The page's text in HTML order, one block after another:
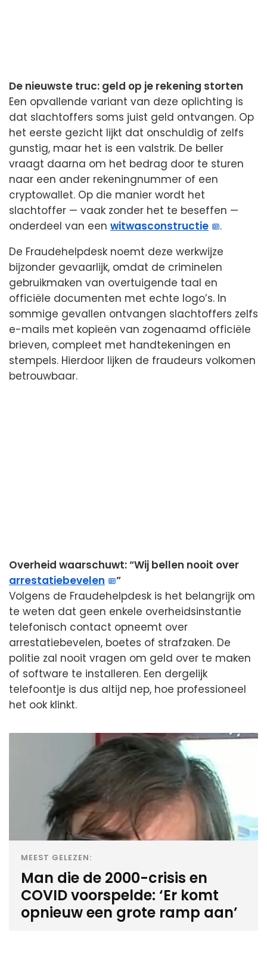
De nieuwste truc: geld op je rekening storten
Een opvallende variant van deze oplichting is
dat slachtoffers soms juist geld ontvangen. Op
het eerste gezicht lijkt dat onschuldig of zelfs
gunstig, maar het is een valstrik. De beller
vraagt daarna om het bedrag door te sturen
naar een ander rekeningnummer of een
cryptowallet. Op die manier wordt het
slachtoffer — vaak zonder het te beseffen —
onderdeel van een witwasconstructie
.
De Fraudehelpdesk noemt deze werkwijze
bijzonder gevaarlijk, omdat de criminelen
gebruikmaken van overtuigende taal en
officiële documenten met echte logo’s. In
sommige gevallen ontvangen slachtoffers zelfs
e-mails met kopieën van zogenaamd officiële
brieven, compleet met handtekeningen en
stempels. Hierdoor lijken de fraudeurs volkomen
betrouwbaar.
Overheid waarschuwt: “Wij bellen nooit over
arrestatiebevelen
”
Volgens de Fraudehelpdesk is het belangrijk om
te weten dat geen enkele overheidsinstantie
telefonisch contact opneemt over
arrestatiebevelen, boetes of strafzaken. De
politie zal nooit vragen om geld over te maken
of software te installeren. Een dergelijk
telefoontje is dus altijd nep, hoe professioneel
het ook klinkt.
MEEST GELEZEN:
Man die de 2000-crisis en
COVID voorspelde: ‘Er komt
opnieuw een grote ramp aan’